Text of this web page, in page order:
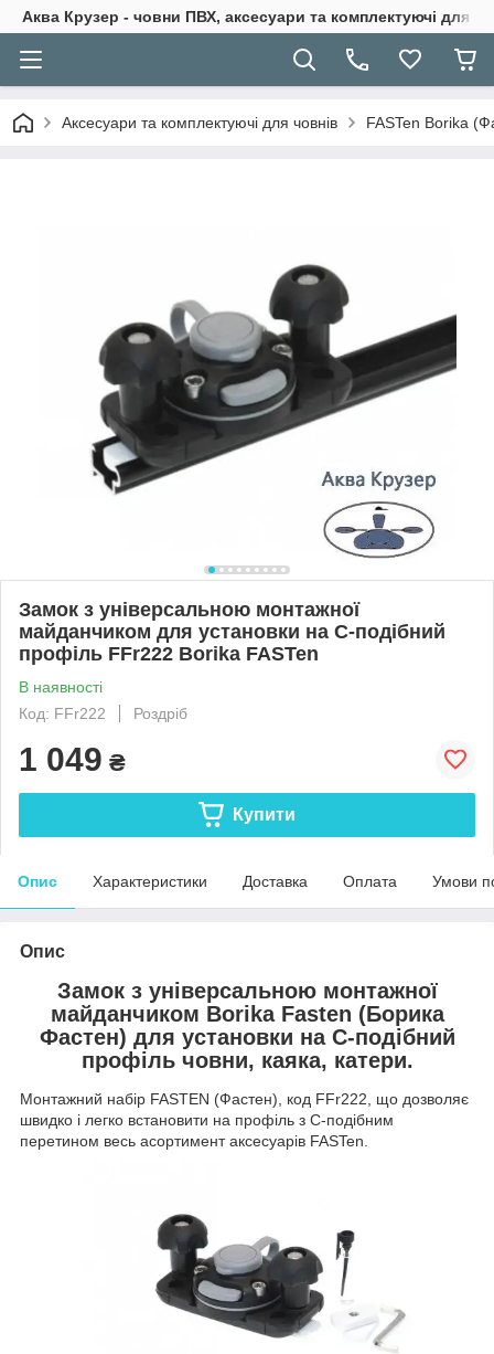
Аква Крузер - човни ПВХ, аксесуари та комплектуючі для
Аксесуари та комплектуючі для човнів FASTen Borika
Замок з універсальною монтажної
майданчиком для установки на С-подібний
профіль FFr222 Borika FASTen
В наявності
Код: FFr222
Роздріб
1 049 ₴
Купити
Опис Характеристики Доставка Оплата Умови
Опис
Замок з універсальною монтажної
майданчиком Borika Fasten (Борика
Фастен) для установки на С-подібний
профіль човни, каяка, катери.
Монтажний набір FASTEN (Фастен), код FFr222, що дозволяє
швидко і легко встановити на профіль з С-подібним
перетином весь асортимент аксесуарів FASTen.